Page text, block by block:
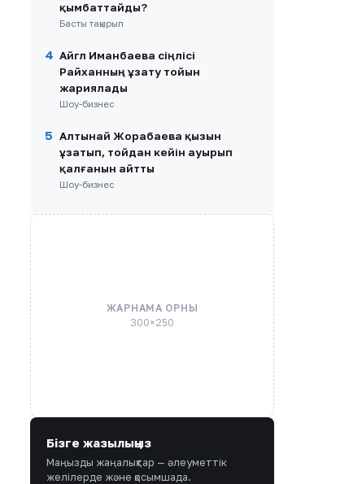
қымбаттайды?
Басты тақырып
4 Айгүл Иманбаева сіңлісі
Райханның ұзату тойын
жариялады
Шоу-бизнес
5 Алтынай Жорабаева қызын
ұзатып, тойдан кейін ауырып
қалғанын айтты
Шоу-бизнес
ЖАРНАМА ОРНЫ
300×250
Бізге жазылыңыз
Маңызды жаңалықтар — әлеуметтік
желілерде және қосымшада.